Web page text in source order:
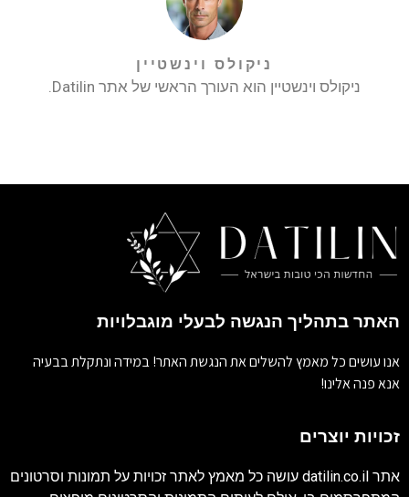
ניקולס וינשטיין
ניקולס וינשטיין הוא העורך הראשי של אתר Datilin.
האתר בתהליך הנגשה לבעלי מוגבלויות
אנו עושים כל מאמץ להשלים את הנגשת האתר! במידה ונתקלת בבעיה
אנא פנה אלינו!
זכויות יוצרים
אתר datilin.co.il עושה כל מאמץ לאתר זכויות על תמונות וסרטונים